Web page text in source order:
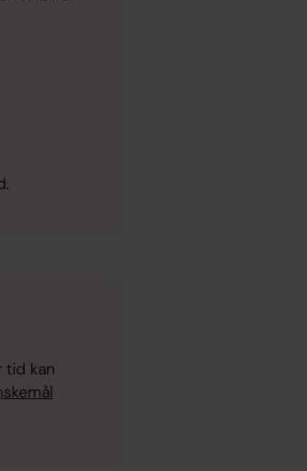
tid kan